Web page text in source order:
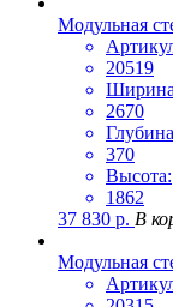
Модульная
20519
2670
370
Высота:
1862
37 830 р. В
Модульная